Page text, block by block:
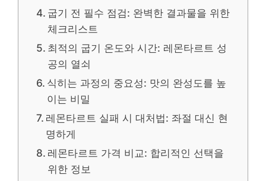
굽기 전 필수 점검: 완벽한 결과물을 위한
체크리스트
최적의 굽기 온도와 시간: 레몬타르트 성
공의 열쇠
식히는 과정의 중요성: 맛의 완성도를 높
이는 비밀
레몬타르트 실패 시 대처법: 좌절 대신 현
명하게
레몬타르트 가격 비교: 합리적인 선택을
위한 정보